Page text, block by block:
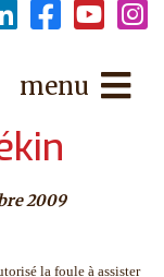
menu
2009
la foule à assister